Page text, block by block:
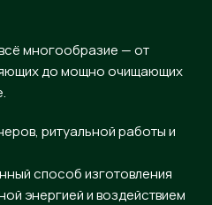
многообразие — от
до мощно очищающих
ритуальной работы и
способ изготовления
энергией и воздействием